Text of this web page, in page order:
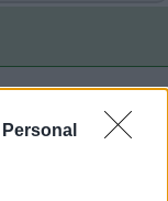
é serio [}:)], il
igrometro, che
in base al tasso